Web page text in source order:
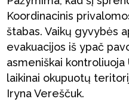
Koordinacinis
štabas. Vaikų gyvybės
evakuacijos iš ypač
asmeniškai
laikinai okupuotų
Iryna Vereščuk.